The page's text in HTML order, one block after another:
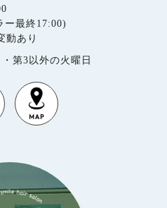
ー最終17:00)
動あり
第3以外の火曜日